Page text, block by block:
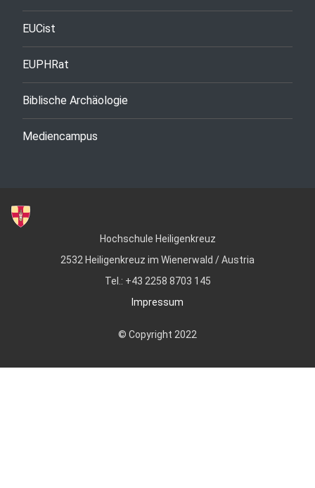
EUCist
EUPHRat
Biblische Archäologie
Mediencampus
Hochschule Heiligenkreuz
2532 Heiligenkreuz im Wienerwald / Austria
Tel.: +43 2258 8703 145
Impressum
© Copyright 2022